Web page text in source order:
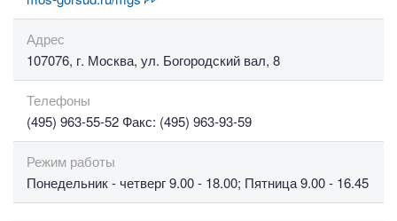
Адрес
107076, г. Москва, ул. Богородский вал, 8
Телефоны
(495) 963-55-52 Факс: (495) 963-93-59
Режим работы
Понедельник - четверг 9.00 - 18.00; Пятница 9.00 - 16.45